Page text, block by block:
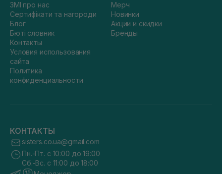
ЗМІ про нас
Сертифікати та нагороди
Блог
Бюті словник
Контакты
Условия использования
сайта
Политика
конфиденциальности
Мерч
Новинки
Акции и скидки
Бренды
КОНТАКТЫ
sisters.co.ua@gmail.com
Пн.-Пт. с 10:00 до 19:00
Сб.-Вс. с 11:00 до 18:00